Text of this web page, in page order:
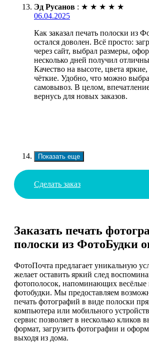
Эд Русанов : ★ ★ ★ ★ ★
06.04.2025
Как заказал печать полоски из
остался доволен. Всё просто:
через сайт, выбрал размеры,
несколько дней получил
Качество на высоте, цвета яркие,
чёткие. Удобно, что можно
самовывоз. В целом,
вернусь для новых заказов.
Показать еще
Сделать заказ
Заказать печать
полоски из ФотоБудки
ФотоПочта предлагает уникальную
желает оставить яркий след
фотополосок, напоминающих
фотобудки. Мы предоставляем
печать фотографий в виде полоски
компьютера или мобильного
сервис позволяет в несколько кликов
формат, загрузить фотографии и
выходя из дома.